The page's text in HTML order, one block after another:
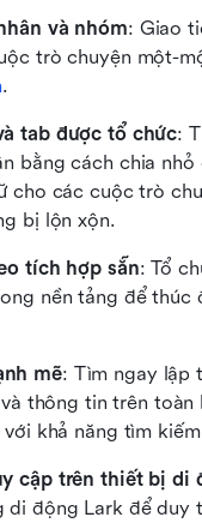
và nhóm: Giao
trò chuyện một-
.
tab được tổ chức:
bằng cách chia nhỏ
cho các cuộc trò
bị lộn xộn.
tích hợp sẵn: Tổ
nền tảng để thúc
mẽ: Tìm ngay lập
thông tin trên toàn
khả năng tìm
cập trên thiết bị di
di động Lark để duy